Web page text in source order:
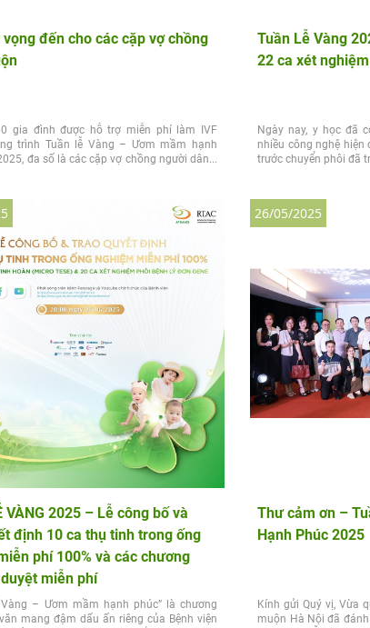
vọng đến cho các cặp vợ chồng
gia đình được hỗ trợ miễn phí làm IVF
trình Tuần lễ Vàng – Ươm mầm hạnh
đa số là các cặp vợ chồng người dân...
Tuần Lễ Vàng
22 ca xét
Ngày nay, y học đã
nhiều công nghệ hiện
trước chuyển phôi đã
VÀNG 2025 – Lễ công bố và
định 10 ca thụ tinh trong ống
phí 100% và các chương
miễn phí
– Ươm mầm hạnh phúc” là chương
mang đậm dấu ấn riêng của Bệnh viện
Thư cảm ơn –
Hạnh Phúc 2025
Kính gửi Quý vị, Vừa
muộn Hà Nội đã
26/05/2025